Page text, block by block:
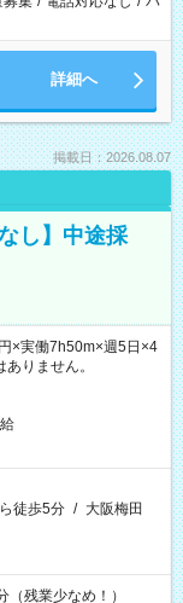
詳細へ
掲載日：2026.08.07
し】中途採
×実働7h50m×週5日×4
りません。
徒歩5分 / 大阪梅田
残業少なめ！）